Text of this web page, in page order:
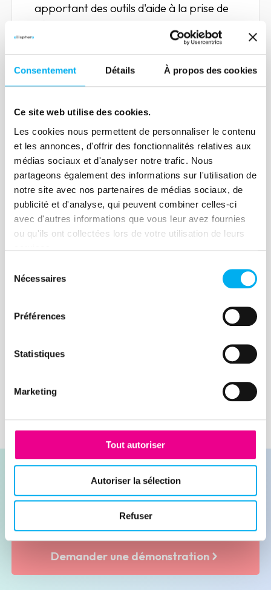
Consentement Détails À propos des cookies
Ce site web utilise des cookies.
Les cookies nous permettent de personnaliser le contenu
et les annonces, d'offrir des fonctionnalités relatives aux
médias sociaux et d'analyser notre trafic. Nous
partageons également des informations sur l'utilisation de
notre site avec nos partenaires de médias sociaux, de
publicité et d'analyse, qui peuvent combiner celles-ci
avec d'autres informations que vous leur avez fournies
ou qu'ils ont collectées lors de votre utilisation de leurs
Nécessaires
Préférences
Statistiques
Marketing
Tout autoriser
Autoriser la sélection
Refuser
apportant des outils d'aide à la prise de
décision qui permettent aux entreprises
de choisir au mieux leurs partenaires
commerciaux.
Lire la suite
Article
RSE : les entreprises moteurs
du changement sociétal
06 septembre 2021 Compliance
La RSE – Responsabilité Sociétale des
moins volontaire puisque certaines
règlementations sur tout ou partie du
sujet. Quand on parle de RSE, il s’agit de
durable par les entreprises qui vont
société, à respecter l’environnement
Lire la suite
Contacter nos experts
Demander une démonstration